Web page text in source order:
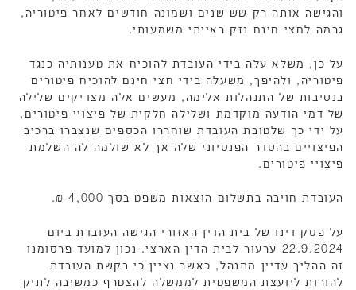
והגישה אותה רק שש שנים ושמונה חודשים לאחר פיטוריה,
גרמה לחצי חינם נזק ראייתי משמעותי.
על כן, משלא עלה בידי העובדת להוכיח את טענותיה כנגד
פיטוריה, ולהיפך, משעלה בידי חצי חינם להוכיח פיטורים
בנסיבות של התנהלות אלימה, מעשים אלה מצדיקים שלילה
של דמי הודעה מוקדמת ושלילה חלקית של פיצויי פיטורים,
על ידי כך שלטובת העובדת שוחררו הכספים שנצברו ברכיב
הפיצויים בהסדר הפנסיוני שלה אך לא שולמה לה השלמת
פיצויי פיטורים.
העובדת חויבה בתשלום הוצאות משפט בסך 4,000 ₪.
על פסק דינו של בית הדין האזורי הגישה העובדת ביום
22.9.2024 ערעור לבית הדין הארצי. נכון למועד פרסומנו
זה ההליך עדיין מתנהל, כאשר נציין כי בקשת העובדת
להורות ליועצת המשפטית לממשלה להצטרף כמשיבה לתיק